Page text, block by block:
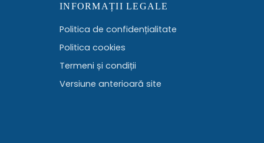
INFORMAȚII LEGALE
Politica de confidențialitate
Politica cookies
Termeni și condiții
Versiune anterioară site